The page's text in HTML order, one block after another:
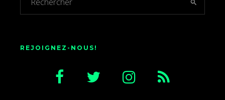
REJOIGNEZ-NOUS!